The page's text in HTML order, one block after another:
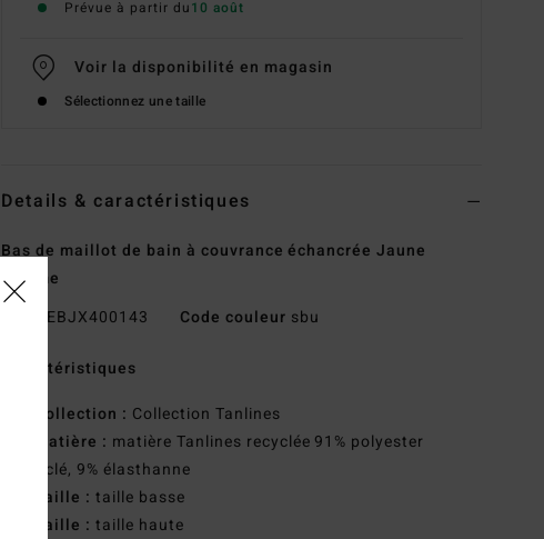
Prévue à partir du10 août
Voir la disponibilité en magasin
Sélectionnez une taille
Details & caractéristiques
Bas de maillot de bain à couvrance échancrée Jaune
Femme
EBJX400143 Code couleur sbu
Caractéristiques
Collection : Collection Tanlines
Matière : matière Tanlines recyclée 91% polyester
recyclé, 9% élasthanne
Taille : taille basse
Taille : taille haute